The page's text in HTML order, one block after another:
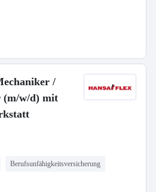
/
(m/w/d) mit
Berufsunfähigkeitsversicherung